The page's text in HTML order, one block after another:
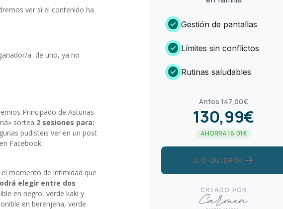
ver si el contenido ha
a de uno, ya no
Principado de Asturias
sortea 2 sesiones para:
pudisteis ver en un post
Facebook.
momento de intimidad que
elegir entre dos
en negro, verde kaki y
en berenjena, verde
check_circle Gestión de pantallas
check_circle Límites sin conflictos
check_circle Rutinas saludables
Antes 147,00€
130,99€
AHORRA 16,01€
¡LO QUIERO! arrow_forward
CREADO POR